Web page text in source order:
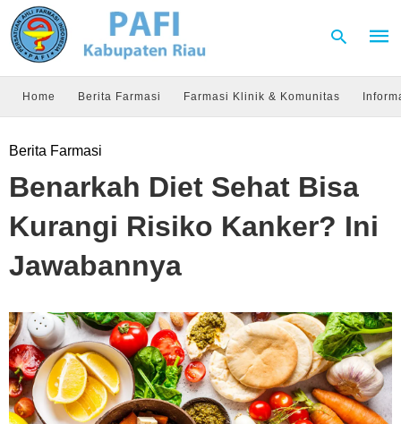
Home Berita Farmasi Farmasi Klinik & Komunitas
Berita Farmasi
Benarkah Diet Sehat Bisa
Kurangi Risiko Kanker? Ini
Jawabannya